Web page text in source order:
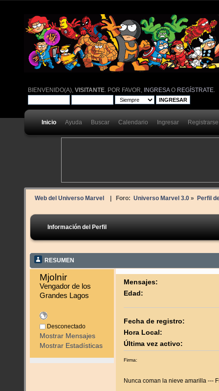
BIENVENIDO(A),VISITANTE . POR FAVOR, INGRESAO REGÍSTRATE
Inicio Ayuda Buscar Calendario Ingresar Registrarse
Web del Universo Marvel | Foro: Universo Marvel 3.0» Perfil
Información del Perfil
RESUMEN
Mjolnir
Vengador de los
Grandes Lagos
Desconectado
Mostrar Mensajes
Mostrar Estadísticas
Mensajes:
Edad:
Fecha de registro:
Hora Local:
Última vez activo:
Firma:
Nunca coman la nieve amarilla ---